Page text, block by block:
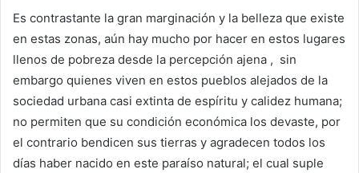
Es contrastante la gran marginación y la belleza que existe
en estas zonas, aún hay mucho por hacer en estos lugares
llenos de pobreza desde la percepción ajena , sin
embargo quienes viven en estos pueblos alejados de la
sociedad urbana casi extinta de espíritu y calidez humana;
no permiten que su condición económica los devaste, por
el contrario bendicen sus tierras y agradecen todos los
días haber nacido en este paraíso natural; el cual suple